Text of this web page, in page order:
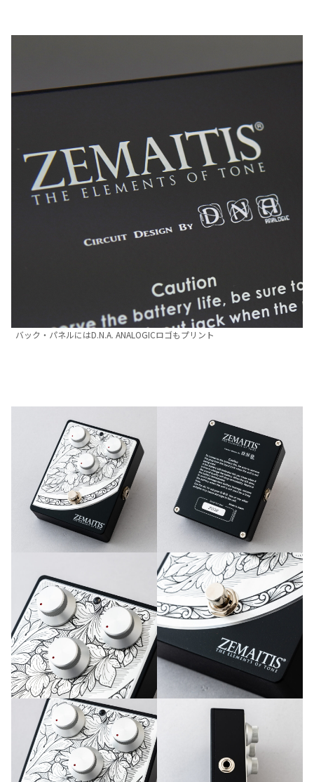
バック・パネルにはD.N.A. ANALOGICロゴもプリント